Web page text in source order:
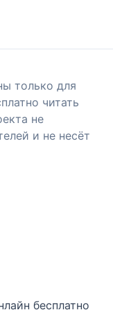
только для
читать
не
и не несёт
бесплатно